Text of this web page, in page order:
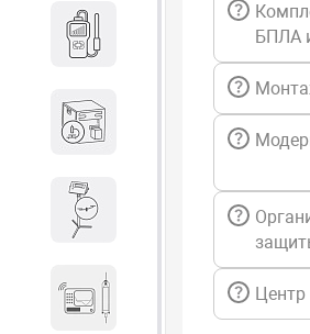
Дозиметрическое
Атомно-эмиссионные
спектрометры
Весы и весовое
Гидроакустическое
оборудование
БПЛА